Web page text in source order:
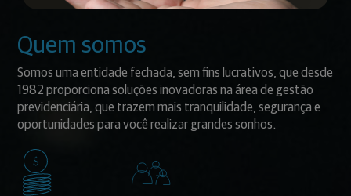
Quem somos
Somos uma entidade fechada, sem fins lucrativos, que desde
1982 proporciona soluções inovadoras na área de gestão
previdenciária, que trazem mais tranquilidade, segurança e
oportunidades para você realizar grandes sonhos.